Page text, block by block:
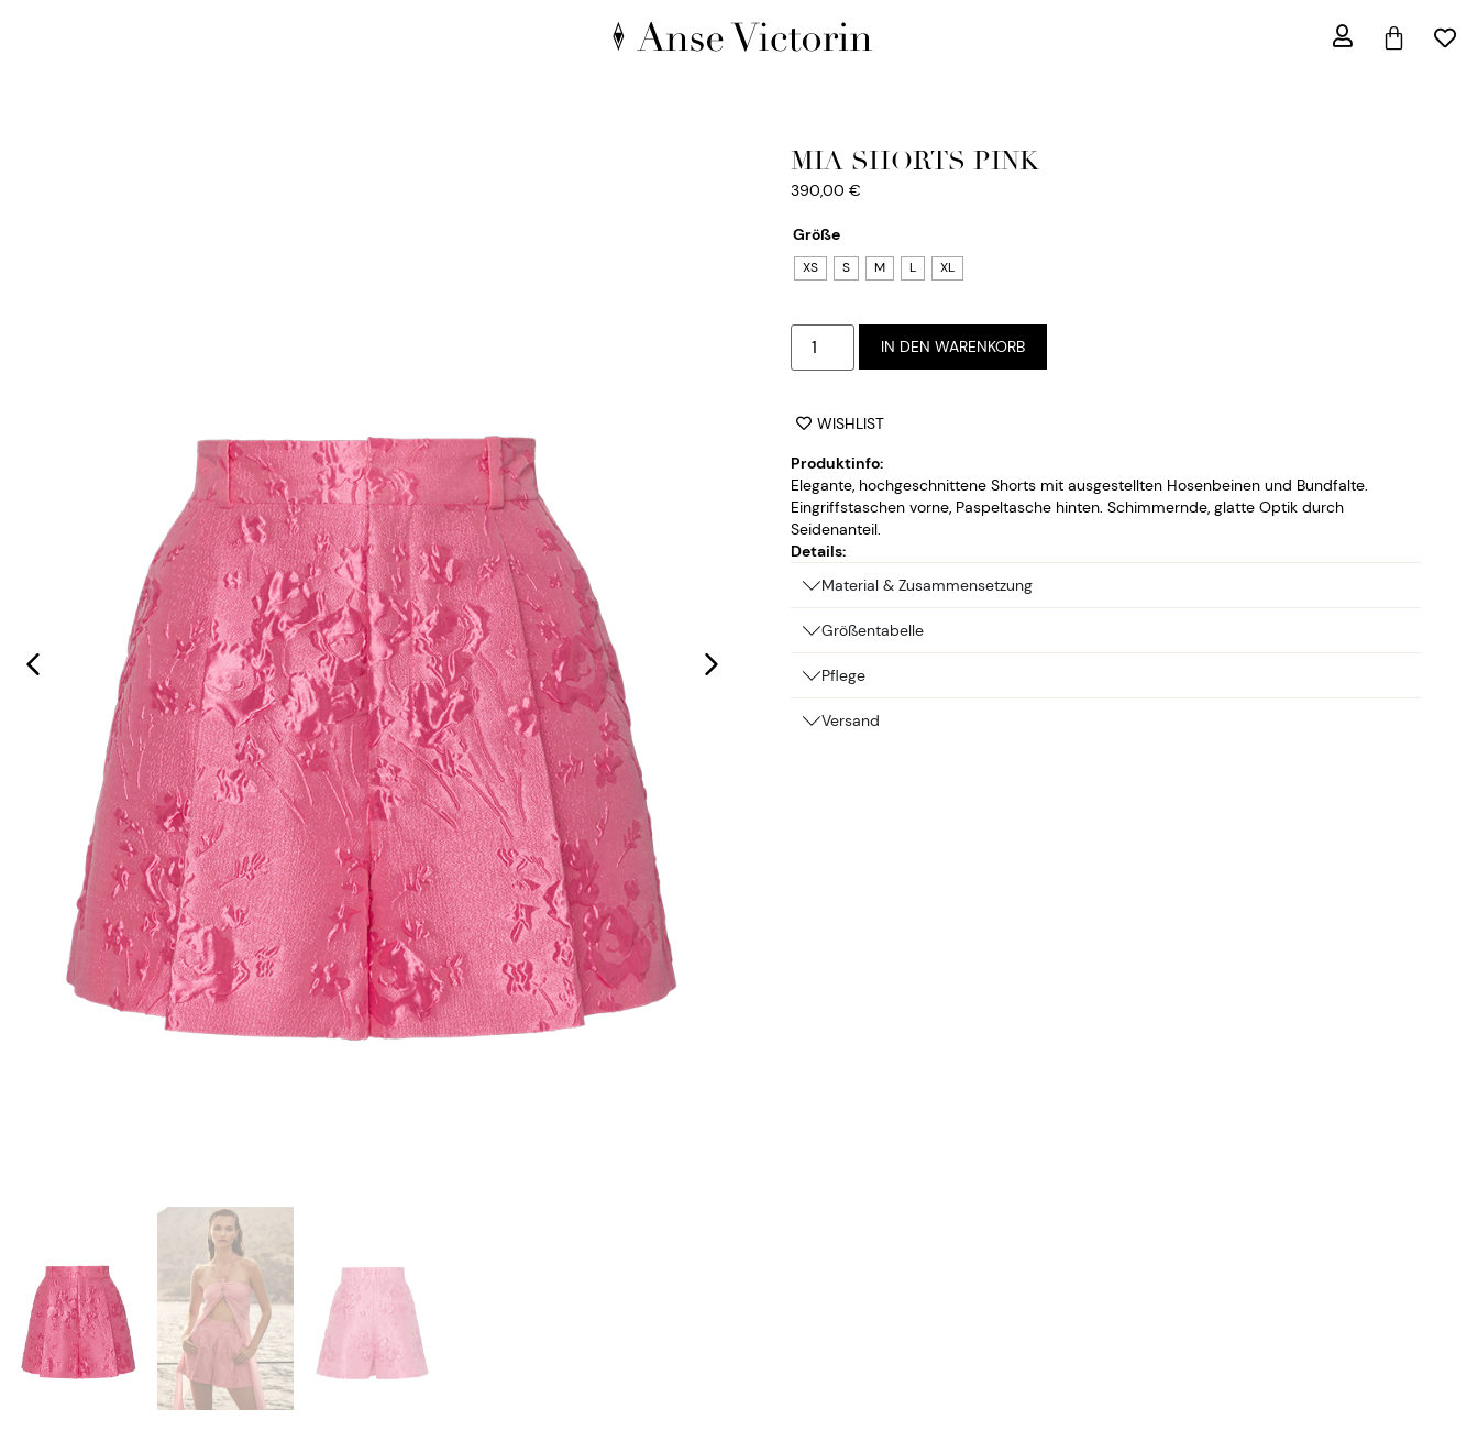
MIA SHORTS PINK
390,00 €
Größe
XS S M L XL
IN DEN WARENKORB
WISHLIST
Produktinfo:
Elegante, hochgeschnittene Shorts mit ausgestellten Hosenbeinen und Bundfalte.
Eingriffstaschen vorne, Paspeltasche hinten. Schimmernde, glatte Optik durch
Seidenanteil.
Details:
Material & Zusammensetzung
Größentabelle
Pflege
Versand